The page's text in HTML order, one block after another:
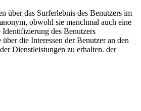
über das Surferlebnis des Benutzers im
obwohl sie manchmal auch eine
des Benutzers
die Interessen der Benutzer an den
Dienstleistungen zu erhalten. der